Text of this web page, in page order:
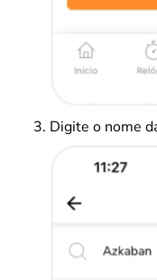
Digite o nome